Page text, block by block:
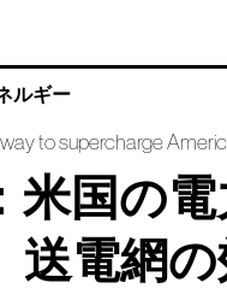
ルギー
to supercharge
米国の
送電網